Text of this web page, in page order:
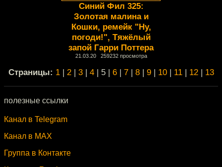
Синий Фил 325:
Золотая малина и
Кошки, ремейк "Ну,
погоди!", Тяжёлый
запой Гарри Поттера
21.03.20 259232 просмотра
Cтраницы: 1| 2| 3| 4| 5 | 6| 7| 8| 9| 10| 11| 12| 13
полезные ссылки
Канал в Telegram
Канал в MAX
Группа в Контакте